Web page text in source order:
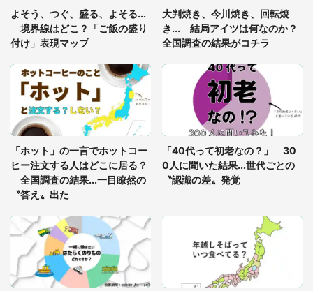
座布団だろ」「食パンの耳」と1.4万人困惑
っ暗な道で遭難状態。なんとか見つけた民家に助け
を求めると、住人の男性が...」
「孫にあげると思って、あなたにこれをあげる」
真夏の山道で見知らぬお婆さんに握らされたもの
（山口県・30代女性）
よそう、つぐ、盛る、よそる...
境界線はどこ？「ご飯の盛り
付け」表現マップ
大判焼き、今川焼き、回転焼
き... 結局アイツは何なのか？
全国調査の結果がコチラ
「ホット」の一言でホットコー
ヒー注文する人はどこに居る？
全国調査の結果...一目瞭然の
〝答え〟出た
「40代って初老なの？」 30
0人に聞いた結果...世代ごとの
〝認識の差〟発覚